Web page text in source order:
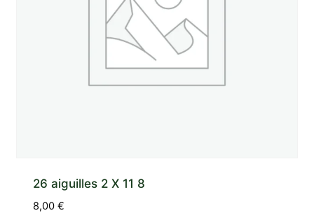
26 aiguilles 2 X 11 8
8,00€